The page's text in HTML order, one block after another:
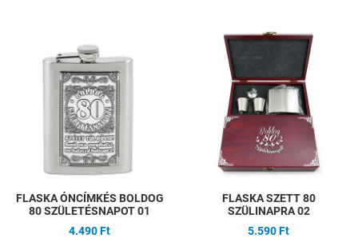
Hozzáadás a kívánságlistához
Összehasonlítás
Gyors nézet
FLASKA ÓNCÍMKÉS BOLDOG
80 SZÜLETÉSNAPOT 01
4.490 Ft
FLASKA SZETT 80
SZÜLINAPRA 02
5.590 Ft